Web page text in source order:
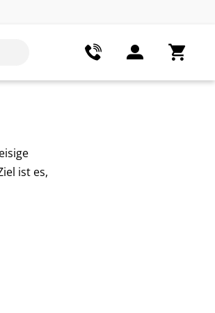
ist es,